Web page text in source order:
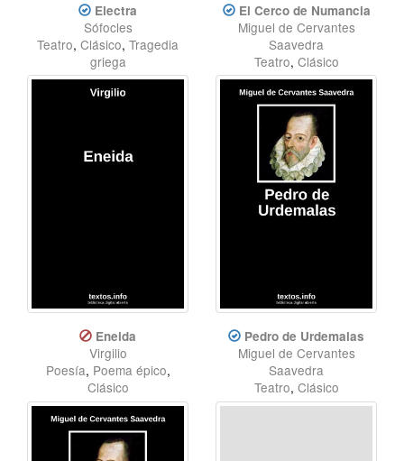
Electra
Sófocles
Teatro, Clásico, Tragedia
griega
El Cerco de Numancia
Miguel de Cervantes
Saavedra
Teatro, Clásico
Eneida
Virgilio
Poesía, Poema épico,
Clásico
Pedro de Urdemalas
Miguel de Cervantes
Saavedra
Teatro, Clásico